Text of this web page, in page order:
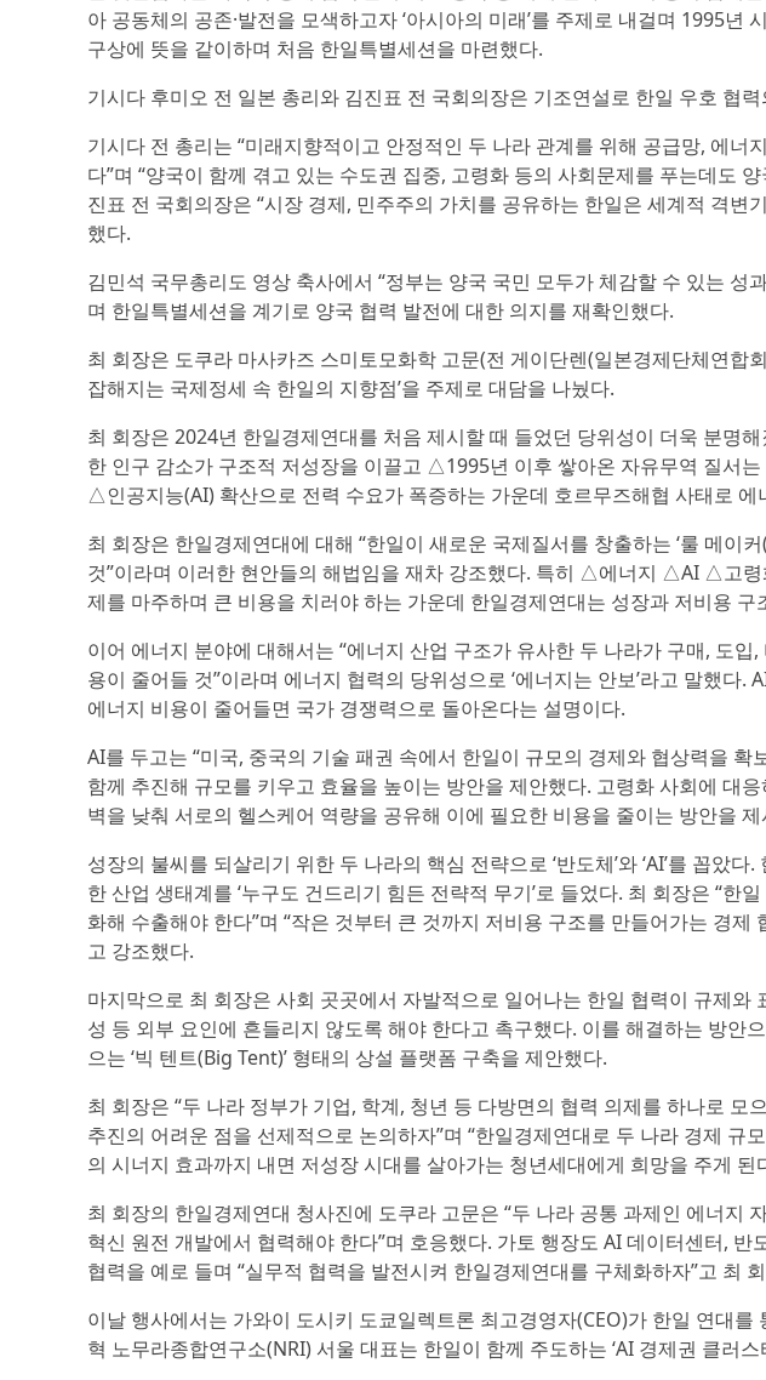
아 공동체의 공존·발전을 모색하고자 ‘아시아의 미래’를 주제로 내걸며 1995년
구상에 뜻을 같이하며 처음 한일특별세션을 마련했다.
기시다 후미오 전 일본 총리와 김진표 전 국회의장은 기조연설로 한일 우호 협
기시다 전 총리는 “미래지향적이고 안정적인 두 나라 관계를 위해 공급망, 에너
다”며 “양국이 함께 겪고 있는 수도권 집중, 고령화 등의 사회문제를 푸는데도
진표 전 국회의장은 “시장 경제, 민주주의 가치를 공유하는 한일은 세계적 격변
했다.
김민석 국무총리도 영상 축사에서 “정부는 양국 국민 모두가 체감할 수 있는 성
며 한일특별세션을 계기로 양국 협력 발전에 대한 의지를 재확인했다.
최 회장은 도쿠라 마사카즈 스미토모화학 고문(전 게이단렌(일본경제단체연합
잡해지는 국제정세 속 한일의 지향점’을 주제로 대담을 나눴다.
최 회장은 2024년 한일경제연대를 처음 제시할 때 들었던 당위성이 더욱 분명
한 인구 감소가 구조적 저성장을 이끌고 △1995년 이후 쌓아온 자유무역 질서
△인공지능(AI) 확산으로 전력 수요가 폭증하는 가운데 호르무즈해협 사태로
최 회장은 한일경제연대에 대해 “한일이 새로운 국제질서를 창출하는 ‘룰 메이
것”이라며 이러한 현안들의 해법임을 재차 강조했다. 특히 △에너지 △AI △고령
제를 마주하며 큰 비용을 치러야 하는 가운데 한일경제연대는 성장과 저비용 구
이어 에너지 분야에 대해서는 “에너지 산업 구조가 유사한 두 나라가 구매, 도
용이 줄어들 것”이라며 에너지 협력의 당위성으로 ‘에너지는 안보’라고 말했다.
에너지 비용이 줄어들면 국가 경쟁력으로 돌아온다는 설명이다.
AI를 두고는 “미국, 중국의 기술 패권 속에서 한일이 규모의 경제와 협상력을 확
함께 추진해 규모를 키우고 효율을 높이는 방안을 제안했다. 고령화 사회에 대
벽을 낮춰 서로의 헬스케어 역량을 공유해 이에 필요한 비용을 줄이는 방안을 제
성장의 불씨를 되살리기 위한 두 나라의 핵심 전략으로 ‘반도체’와 ‘AI’를 꼽았
한 산업 생태계를 ‘누구도 건드리기 힘든 전략적 무기’로 들었다. 최 회장은 “한
화해 수출해야 한다”며 “작은 것부터 큰 것까지 저비용 구조를 만들어가는 경
고 강조했다.
마지막으로 최 회장은 사회 곳곳에서 자발적으로 일어나는 한일 협력이 규제와
성 등 외부 요인에 흔들리지 않도록 해야 한다고 촉구했다. 이를 해결하는 방안
으는 ‘빅 텐트(Big Tent)’ 형태의 상설 플랫폼 구축을 제안했다.
최 회장은 “두 나라 정부가 기업, 학계, 청년 등 다방면의 협력 의제를 하나로 모
추진의 어려운 점을 선제적으로 논의하자”며 “한일경제연대로 두 나라 경제 규
의 시너지 효과까지 내면 저성장 시대를 살아가는 청년세대에게 희망을 주게 된
최 회장의 한일경제연대 청사진에 도쿠라 고문은 “두 나라 공통 과제인 에너지
혁신 원전 개발에서 협력해야 한다”며 호응했다. 가토 행장도 AI 데이터센터,
협력을 예로 들며 “실무적 협력을 발전시켜 한일경제연대를 구체화하자”고 최
이날 행사에서는 가와이 도시키 도쿄일렉트론 최고경영자(CEO)가 한일 연대
혁 노무라종합연구소(NRI) 서울 대표는 한일이 함께 주도하는 ‘AI 경제권 클러